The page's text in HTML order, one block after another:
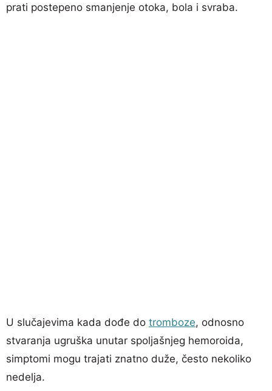
prati postepeno smanjenje otoka, bola i svraba.
U slučajevima kada dođe do tromboze, odnosno
stvaranja ugruška unutar spoljašnjeg hemoroida,
simptomi mogu trajati znatno duže, često nekoliko
nedelja.